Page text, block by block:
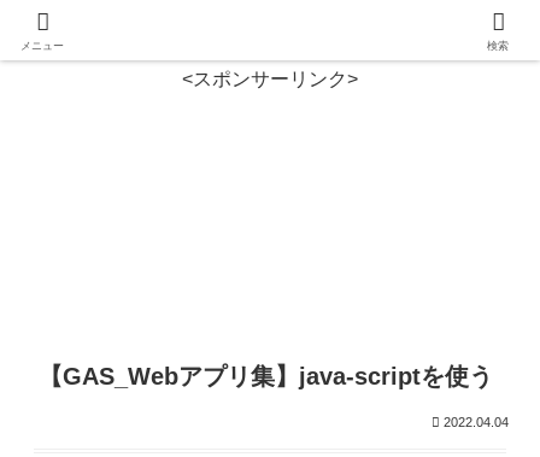
<スポンサーリンク>
【GAS_Webアプリ集】java-scriptを使う
2022.04.04
メニュー 検索